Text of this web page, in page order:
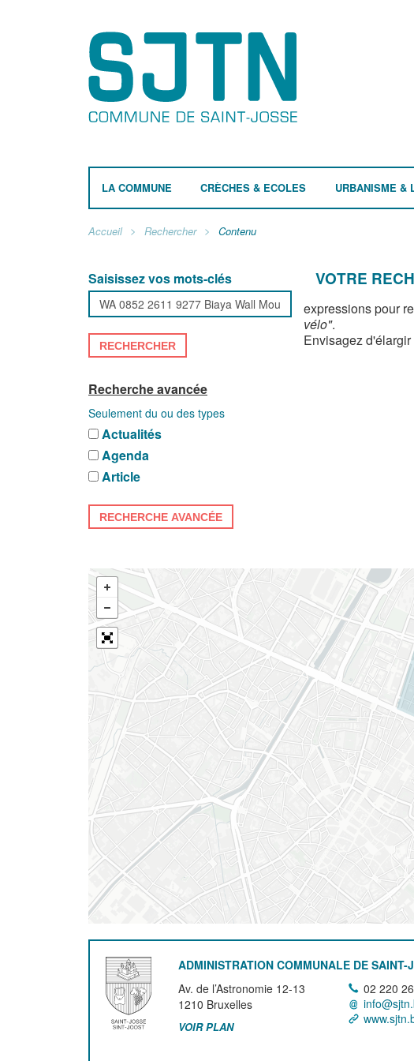
LA COMMUNE CRÈCHES & ECOLES URBANISME &
Accueil Rechercher Contenu
Saisissez vos mots-clés
RECHERCHER
Recherche avancée
Seulement du ou des types
Actualités
Agenda
Article
RECHERCHE AVANCÉE
VOTRE
expressions pour
vélo".
Envisagez
ADMINISTRATION COMMUNALE DE SAINT-
Av. de l’Astronomie 12-13
1210 Bruxelles
VOIR PLAN
02 220